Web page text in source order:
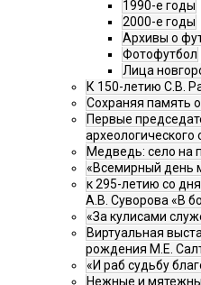
1990-е годы
2000-е годы
Архивы о
Фотофутбол
Лица
К 150-летию С.В.
Сохраняя память
Первые
археологического
Медведь: село на
«Всемирный день
к 295-летию со
А.В. Суворова «В
«За кулисами
Виртуальная
рождения М.Е.
«И раб судьбу
Нежные и